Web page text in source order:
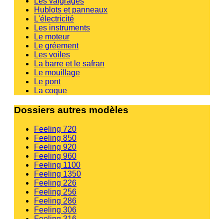
Hublots et panneaux
L'électricité
Les instruments
Le moteur
Le gréement
Les voiles
La barre et le safran
Le mouillage
Le pont
La coque
Dossiers autres modèles
Feeling 720
Feeling 850
Feeling 920
Feeling 960
Feeling 1100
Feeling 1350
Feeling 226
Feeling 256
Feeling 286
Feeling 306